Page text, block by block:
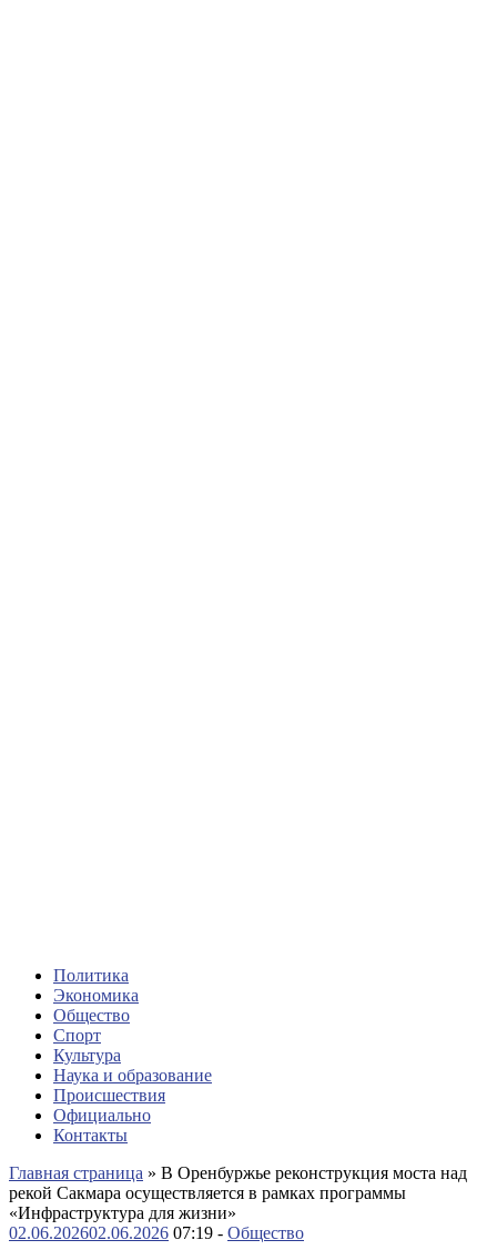
Политика
Экономика
Общество
Спорт
Культура
Наука и образование
Происшествия
Официально
Контакты
Главная страница » В Оренбуржье реконструкция моста над
рекой Сакмара осуществляется в рамках программы
«Инфраструктура для жизни»
02.06.202602.06.2026 07:19 - Общество